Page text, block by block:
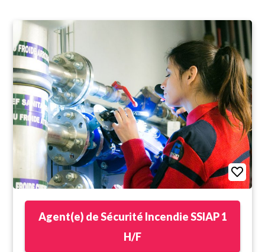
Agent(e) de Sécurité Incendie SSIAP 1
H/F